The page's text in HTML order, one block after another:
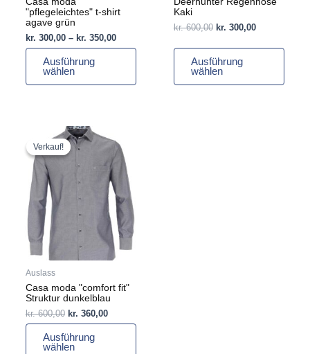
"pflegeleichtes" t-shirt
agave grün
kr. 300,00 – kr. 350,00
Ausführung
wählen
Produktseite
gewählt
werden
Kaki
kr.600,00 kr. 300,00
Ausführung
wählen
Produktseite
werden
Verkauf!
Verkauf!
Auslass
Casa moda "comfort fit"
Struktur dunkelblau
kr.600,00
Ursprünglicher
Preis
war:
kr. 600,00
kr. 360,00
Preis
ist:
kr. 360,00.
Ausführung
wählen
Produkt
weist
mehrere
Varianten
auf.
Die
Optionen
können
der
Produktseite
werden